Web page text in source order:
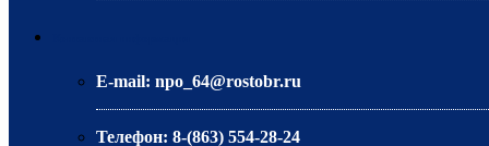
E-mail: npo_64@rostobr.ru
Телефон: 8-(863) 554-28-24